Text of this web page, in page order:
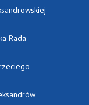
Rada